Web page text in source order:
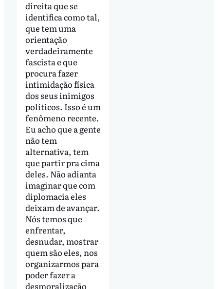
direita que se
identifica como tal,
que tem uma
orientação
verdadeiramente
fascista e que
procura fazer
intimidação física
dos seus inimigos
políticos. Isso é um
fenômeno recente.
Eu acho que a gente
não tem
alternativa, tem
que partir pra cima
deles. Não adianta
imaginar que com
diplomacia eles
deixam de avançar.
Nós temos que
enfrentar,
desnudar, mostrar
quem são eles, nos
organizarmos para
poder fazer a
desmoralização